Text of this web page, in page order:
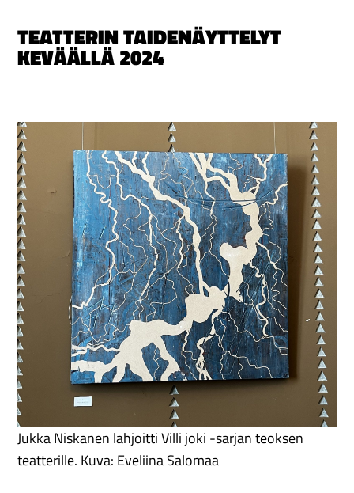
TEATTERIN TAIDENÄYTTELYT
KEVÄÄLLÄ 2024
Jukka Niskanen lahjoitti Villi joki -sarjan teoksen
teatterille. Kuva: Eveliina Salomaa